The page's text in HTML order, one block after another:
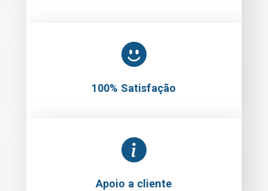
100% Satisfação
Apoio a cliente